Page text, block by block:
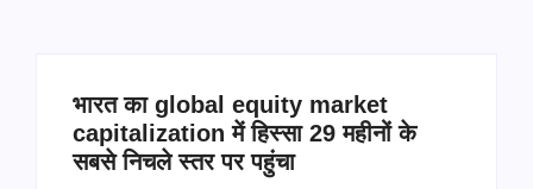
भारत का global equity market
capitalization में हिस्सा 29 महीनों के
सबसे निचले स्तर पर पहुंचा